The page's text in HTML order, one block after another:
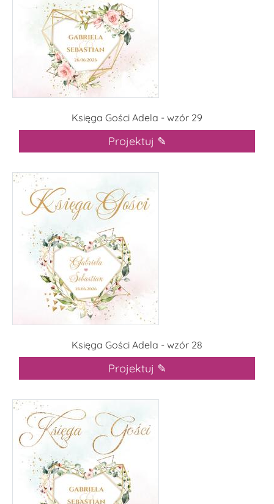
Księga Gości Adela - wzór 29
Projektuj ✎
Księga Gości Adela - wzór 28
Projektuj ✎